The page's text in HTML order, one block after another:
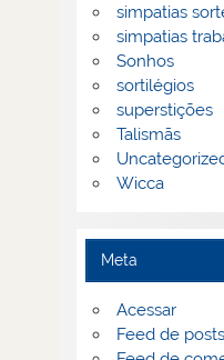
simpatias
simpatias
Sonhos
sortilégios
superstições
Talismãs
Wicca
Meta
Acessar
Feed de posts